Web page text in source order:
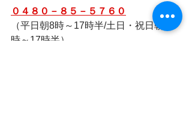
０４８０－８５－５７６０
（平日朝8時～17時半/土日・祝日朝８
時～17時半）